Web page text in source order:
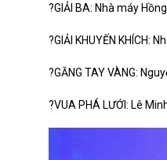
?GIẢI BA: Nhà máy
?GIẢI KHUYẾN KHÍCH:
?GĂNG TAY VÀNG:
?VUA PHÁ LƯỚI: Lê